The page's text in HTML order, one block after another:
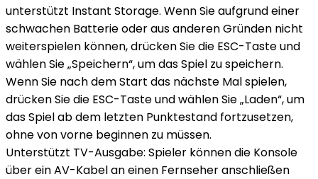
unterstützt Instant Storage. Wenn Sie aufgrund einer
schwachen Batterie oder aus anderen Gründen nicht
weiterspielen können, drücken Sie die ESC-Taste und
wählen Sie „Speichern“, um das Spiel zu speichern.
Wenn Sie nach dem Start das nächste Mal spielen,
drücken Sie die ESC-Taste und wählen Sie „Laden“, um
das Spiel ab dem letzten Punktestand fortzusetzen,
ohne von vorne beginnen zu müssen.
Unterstützt TV-Ausgabe: Spieler können die Konsole
über ein AV-Kabel an einen Fernseher anschließen